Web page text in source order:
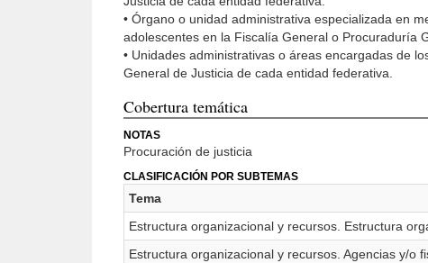
• Órgano o unidad administrativa especializada en
adolescentes en la Fiscalía General o Procuraduría
• Unidades administrativas o áreas encargadas de
General de Justicia de cada entidad federativa.
Cobertura temática
NOTAS
Procuración de justicia
CLASIFICACIÓN POR SUBTEMAS
Tema
Estructura organizacional y recursos. Estructura
Estructura organizacional y recursos. Agencias y/o